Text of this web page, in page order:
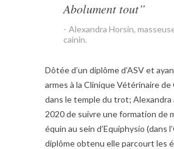
Abolument tout”
Alexandra Horsin,
cainin.
Dôtée d’un diplôme d’ASV et
armes à la Clinique Vétérinaire de
dans le temple du trot; Alexandra
2020 de suivre une formation de
équin au sein d’Equiphysio (dans
diplôme obtenu elle parcourt les